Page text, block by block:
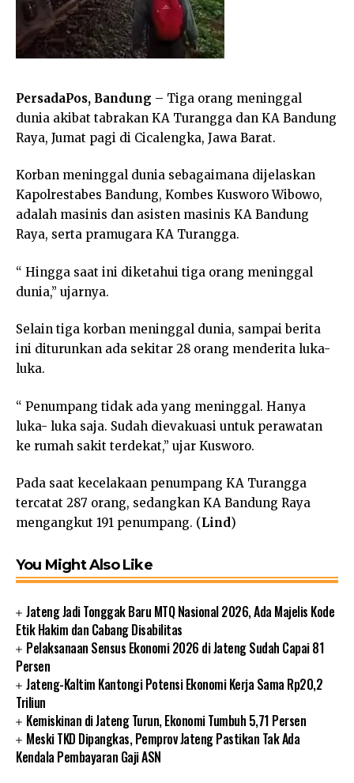
PersadaPos, Bandung – Tiga orang meninggal
dunia akibat tabrakan KA Turangga dan KA Bandung
Raya, Jumat pagi di Cicalengka, Jawa Barat.
Korban meninggal dunia sebagaimana dijelaskan
Kapolrestabes Bandung, Kombes Kusworo Wibowo,
adalah masinis dan asisten masinis KA Bandung
Raya, serta pramugara KA Turangga.
“ Hingga saat ini diketahui tiga orang meninggal
dunia,” ujarnya.
Selain tiga korban meninggal dunia, sampai berita
ini diturunkan ada sekitar 28 orang menderita luka-
luka.
“ Penumpang tidak ada yang meninggal. Hanya
luka- luka saja. Sudah dievakuasi untuk perawatan
ke rumah sakit terdekat,” ujar Kusworo.
Pada saat kecelakaan penumpang KA Turangga
tercatat 287 orang, sedangkan KA Bandung Raya
mengangkut 191 penumpang. (Lind)
You Might Also Like
Jateng Jadi Tonggak Baru MTQ Nasional 2026, Ada Majelis Kode
Etik Hakim dan Cabang Disabilitas
Pelaksanaan Sensus Ekonomi 2026 di Jateng Sudah Capai 81
Persen
Jateng-Kaltim Kantongi Potensi Ekonomi Kerja Sama Rp20,2
Triliun
Kemiskinan di Jateng Turun, Ekonomi Tumbuh 5,71 Persen
Meski TKD Dipangkas, Pemprov Jateng Pastikan Tak Ada
Kendala Pembayaran Gaji ASN